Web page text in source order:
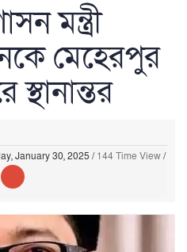
মন্ত্রী
মেহেরপুর
স্থানান্তর
January 30, 2025 /144 Time View/